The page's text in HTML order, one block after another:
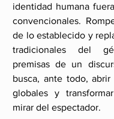
identidad humana
convencionales.
de lo establecido y
tradicionales del
premisas de un
busca, ante todo,
globales y
mirar del espectador.